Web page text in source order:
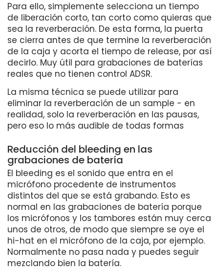
Para ello, simplemente selecciona un tiempo
de liberación corto, tan corto como quieras que
sea la reverberación. De esta forma, la puerta
se cierra antes de que termine la reverberación
de la caja y acorta el tiempo de release, por así
decirlo. Muy útil para grabaciones de baterías
reales que no tienen control ADSR.
La misma técnica se puede utilizar para
eliminar la reverberación de un sample - en
realidad, solo la reverberación en las pausas,
pero eso lo más audible de todas formas
Reducción del bleeding en las
grabaciones de batería
El bleeding es el sonido que entra en el
micrófono procedente de instrumentos
distintos del que se está grabando. Esto es
normal en las grabaciones de batería porque
los micrófonos y los tambores están muy cerca
unos de otros, de modo que siempre se oye el
hi-hat en el micrófono de la caja, por ejemplo.
Normalmente no pasa nada y puedes seguir
mezclando bien la batería.